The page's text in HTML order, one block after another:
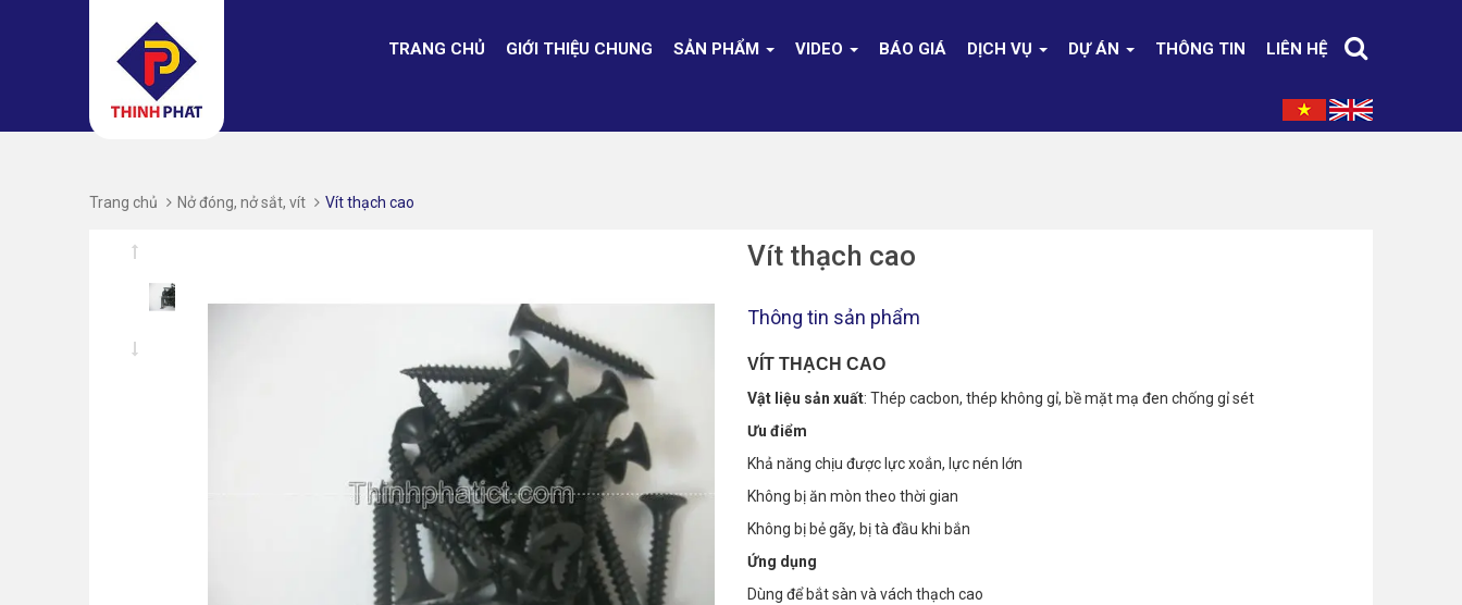
TRANG CHỦ GIỚI THIỆU CHUNG SẢN PHẨM VIDEO BÁO GIÁ DỊCH VỤ DỰ ÁN THÔNG TIN LIÊN HỆ
Trang chủ Nở đóng, nở sắt, vít Vít thạch cao
Vít thạch cao
Thông tin sản phẩm
VÍT THẠCH CAO
Vật liệu sản xuất: Thép cacbon, thép không gỉ, bề mặt mạ đen chống gỉ sét
Ưu điểm
Khả năng chịu được lực xoắn, lực nén lớn
Không bị ăn mòn theo thời gian
Không bị bẻ gãy, bị tà đầu khi bắn
Ứng dụng
Dùng để bắt sàn và vách thạch cao